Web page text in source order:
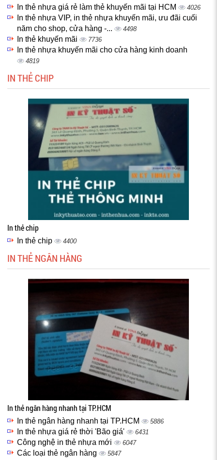
In thẻ nhựa giá rẻ làm thẻ khuyến mãi tại HCM 4026
In thẻ nhựa VIP, in thẻ nhựa khuyến mãi, ưu đãi cuối
năm cho shop, cửa hàng -...
4498
In thẻ khuyến mãi 7736
In thẻ nhựa khuyến mãi cho cửa hàng kinh doanh
4819
IN THẺ CHIP
In thẻ chip
In thẻ chip 4400
IN THẺ NGÂN HÀNG
In thẻ ngân hàng nhanh tại TP.HCM
In thẻ ngân hàng nhanh tại TP.HCM 5886
In thẻ nhựa giá rẻ thời 'Bão giá' 6431
Công nghệ in thẻ nhựa mới 6047
Các loại thẻ ngân hàng 5847